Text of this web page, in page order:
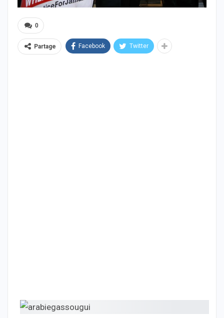
0
Partage Facebook Twitter